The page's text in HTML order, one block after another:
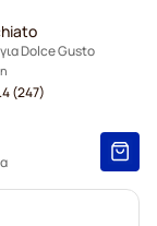
Dolce Gusto
(247)